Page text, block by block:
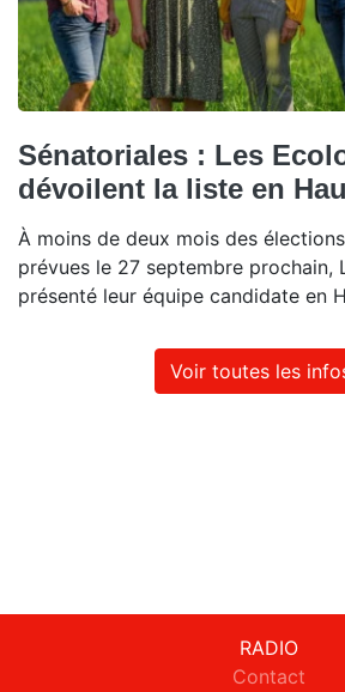
Sénatoriales : Les
dévoilent la liste en
À moins de deux mois des
prévues le 27 septembre prochain,
présenté leur équipe candidate en
Voir toutes les
RADIO
Contact